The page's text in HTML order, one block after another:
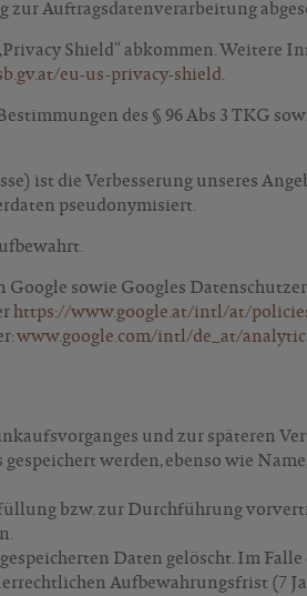
Auftragsdatenverarbeitung
Shield“ abkommen. Weitere
eu-us-privacy-shield.
des § 96 Abs 3 TKG
ist die Verbesserung unseres
pseudonymisiert.
sowie Googles
https://www.google.at/intl/at/
www.google.com/intl/de_at/
und zur späteren
werden, ebenso wie
bzw. zur Durchführung
Daten gelöscht. Im
Aufbewahrungsfrist (7